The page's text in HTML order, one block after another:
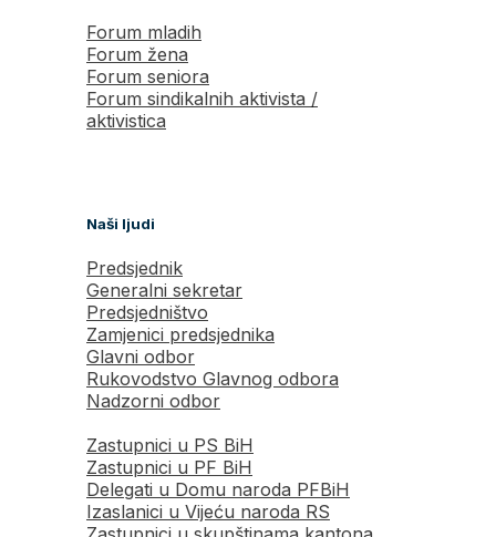
Forum mladih
Forum žena
Forum seniora
Forum sindikalnih aktivista /
aktivistica
Naši ljudi
Predsjednik
Generalni sekretar
Predsjedništvo
Zamjenici predsjednika
Glavni odbor
Rukovodstvo Glavnog odbora
Nadzorni odbor
Zastupnici u PS BiH
Zastupnici u PF BiH
Delegati u Domu naroda PFBiH
Izaslanici u Vijeću naroda RS